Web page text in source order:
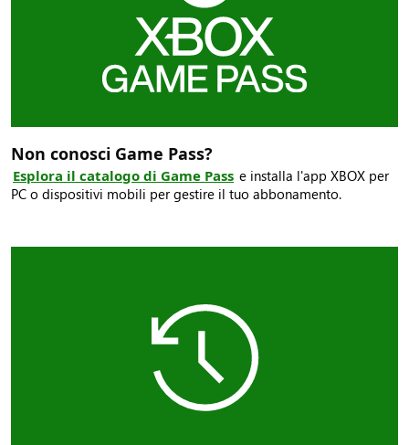
Non conosci Game Pass?
Esplora il catalogo di Game Pass e installa l'app XBOX per
PC o dispositivi mobili per gestire il tuo abbonamento.